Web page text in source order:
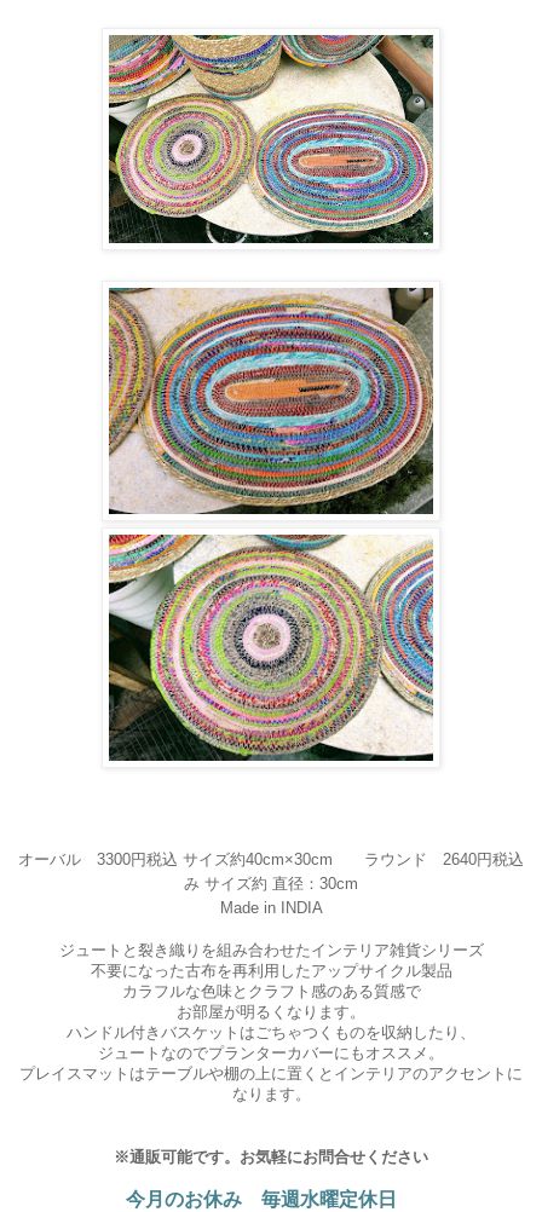
オーバル 3300円税込 サイズ約40cm×30cm ラウンド 2640円税込
み サイズ約 直径：30cm
Made in INDIA
ジュートと裂き織りを組み合わせたインテリア雑貨シリーズ
不要になった古布を再利用したアップサイクル製品
カラフルな色味とクラフト感のある質感で
お部屋が明るくなります。
ハンドル付きバスケットはごちゃつくものを収納したり、
ジュートなのでプランターカバーにもオススメ。
プレイスマットはテーブルや棚の上に置くとインテリアのアクセントに
なります。
※通販可能です。お気軽にお問合せください
今月のお休み 毎週水曜定休日